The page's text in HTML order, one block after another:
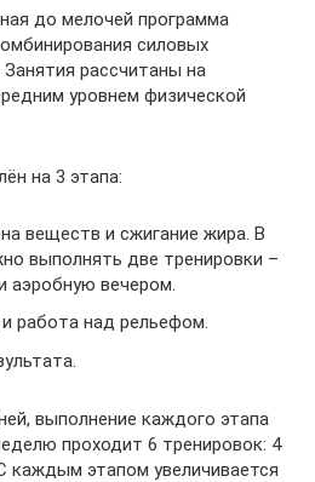
до мелочей программа
силовых
рассчитаны на
уровнем физической
на 3 этапа:
веществ и сжигание жира. В
выполнять две тренировки –
аэробную вечером.
работа над рельефом.
выполнение каждого этапа
проходит 6 тренировок: 4
каждым этапом увеличивается